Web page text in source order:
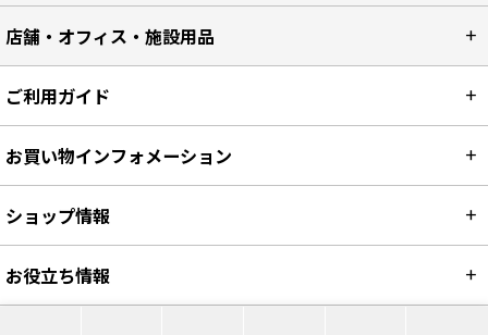
店舗・オフィス・施設用品
ご利用ガイド
お買い物インフォメーション
ショップ情報
お役立ち情報